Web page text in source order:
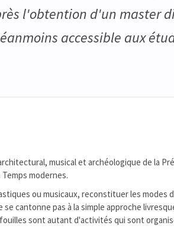
l'obtention d'un master
accessible aux
musical et archéologique de la
modernes.
ou musicaux, reconstituer les modes
cantonne pas à la simple approche
sont autant d'activités qui sont